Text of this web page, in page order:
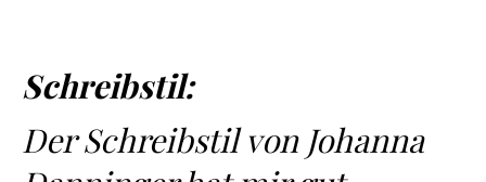
Schreibstil:
Der Schreibstil von Johanna